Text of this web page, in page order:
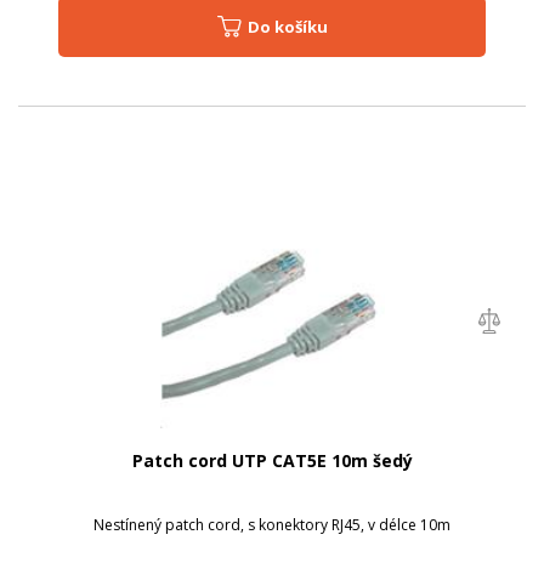
Do košíku
Patch cord UTP CAT5E 10m šedý
Nestínený patch cord, s konektory RJ45, v délce 10m